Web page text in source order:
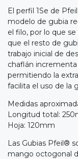
El perfil 1Se de
modelo de gubia
el filo, por lo que
que el resto de
trabajo inicial de
chaflán
permitiendo la
facilita el uso de la
Medidas
Longitud total:
Hoja: 120mm
Las Gubias Pfeil®
mango octogonal